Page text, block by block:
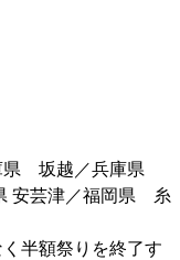
県 坂越／兵庫県
安芸津／福岡県 糸
半額祭りを終了す